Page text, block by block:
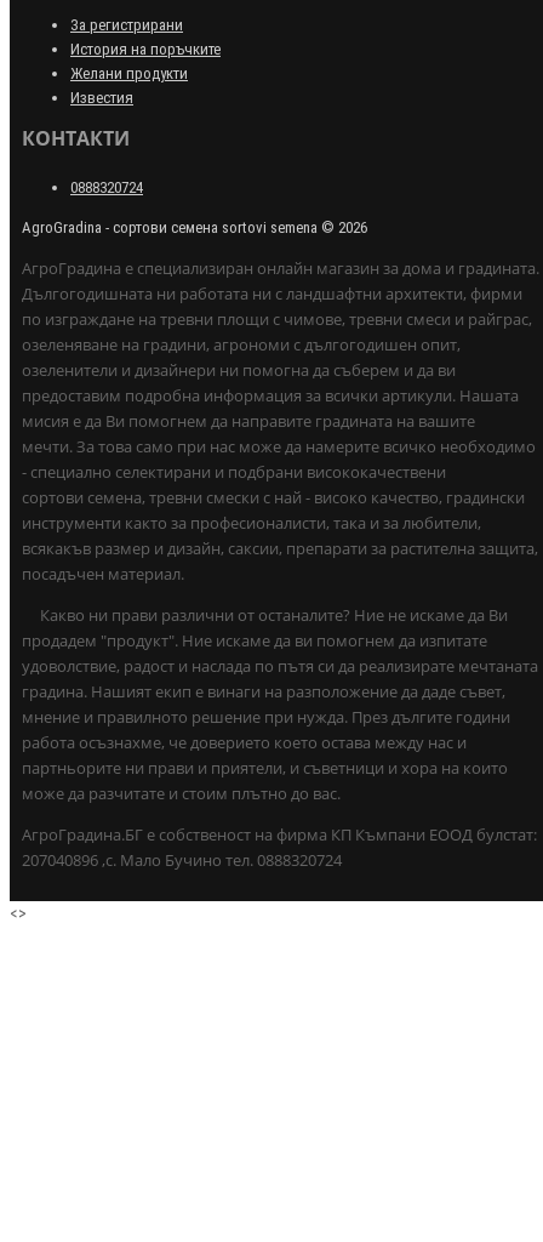
За регистрирани
История на поръчките
Желани продукти
Известия
КОНТАКТИ
0888320724
AgroGradina - сортови семена sortovi semena © 2026
АгроГрадина е специализиран онлайн магазин за дома и градината.
Дългогодишната ни работата ни с ландшафтни архитекти, фирми
по изграждане на тревни площи с чимове, тревни смеси и райграс,
озеленяване на градини, агрономи с дългогодишен опит,
озеленители и дизайнери ни помогна да съберем и да ви
предоставим подробна информация за всички артикули. Нашата
мисия е да Ви помогнем да направите градината на вашите
мечти. За това само при нас може да намерите всичко необходимо
- специално селектирани и подбрани висококачествени
сортови семена, тревни смески с най - високо качество, градински
инструменти както за професионалисти, така и за любители,
всякакъв размер и дизайн, саксии, препарати за растителна защита,
посадъчен материал.
Какво ни прави различни от останалите? Ние не искаме да Ви
продадем "продукт". Ние искаме да ви помогнем да изпитате
удоволствие, радост и наслада по пътя си да реализирате мечтаната
градина. Нашият екип е винаги на разположение да даде съвет,
мнение и правилното решение при нужда. През дългите години
работа осъзнахме, че доверието което остава между нас и
партньорите ни прави и приятели, и съветници и хора на които
може да разчитате и стоим плътно до вас.
АгроГрадина.БГ е собственост на фирма КП Къмпани ЕООД булстат:
207040896 ,с. Мало Бучино тел. 0888320724
<>